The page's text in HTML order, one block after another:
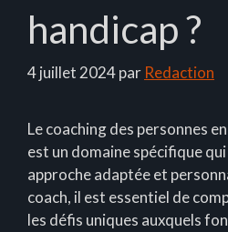
handicap ?
4 juillet 2024par Redaction
Le coaching des personnes
est un domaine spécifique
approche adaptée et
coach, il est essentiel de
les défis uniques auxquels